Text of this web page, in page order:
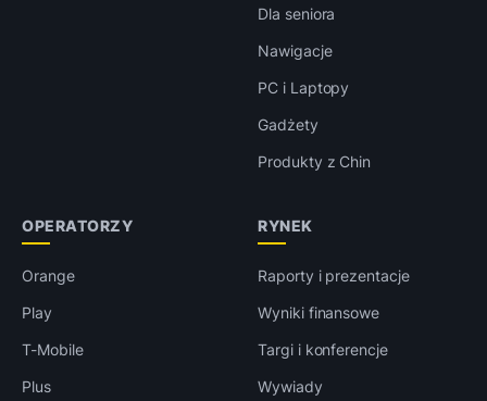
Dla seniora
Nawigacje
PC i Laptopy
Gadżety
Produkty z Chin
OPERATORZY
Orange
Play
T-Mobile
Plus
RYNEK
Raporty i prezentacje
Wyniki finansowe
Targi i konferencje
Wywiady